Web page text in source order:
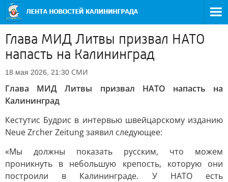
Глава МИД Литвы призвал НАТО
напасть на Калининград
18 мая 2026, 21:30 СМИ
Глава МИД Литвы призвал НАТО напасть на
Калининград
Кестутис Будрис в интервью швейцарскому изданию
Neue Zrcher Zeitung заявил следующее:
«Мы должны показать русским, что можем
проникнуть в небольшую крепость, которую они
построили в Калининграде. У НАТО есть